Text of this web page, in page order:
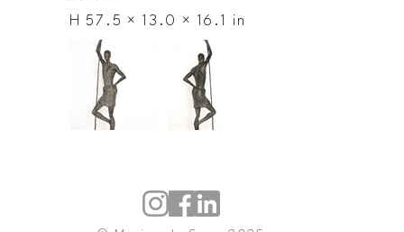
H 57.5 × 13.0 × 16.1 in